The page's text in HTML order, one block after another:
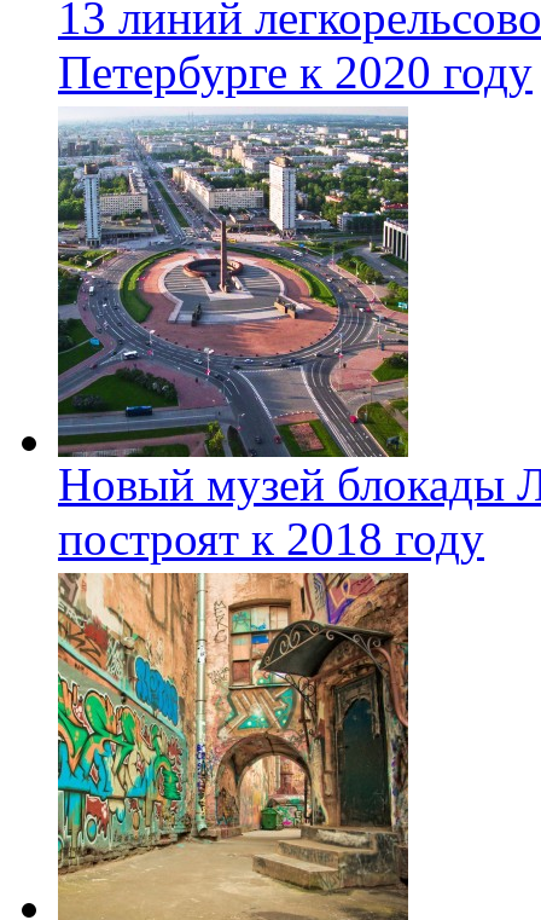
13 линий
Петербурге к 2020 году
Новый музей блокады
построят к 2018 году